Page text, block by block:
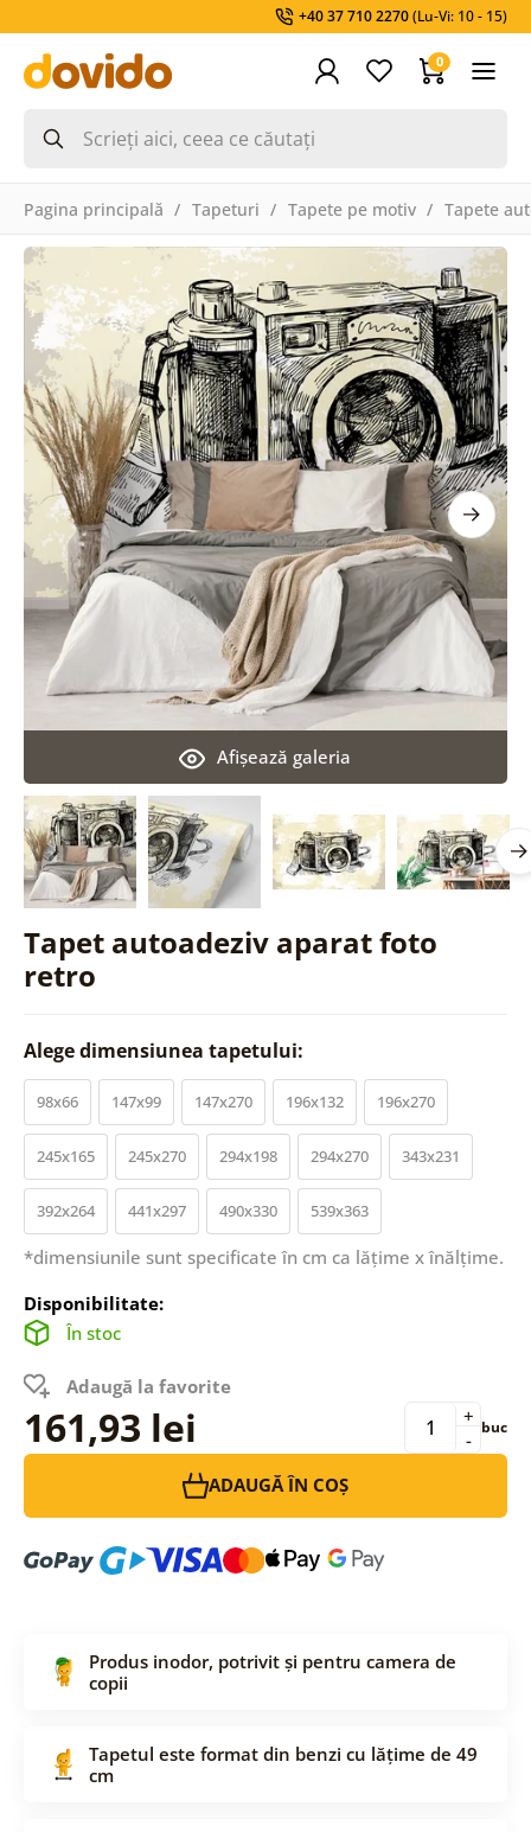
+40 37 710 2270(Lu-Vi: 10 - 15)
0
Pagina principală Tapeturi Tapete pe motiv Tapete
Tapet autoadeziv aparat foto
retro
Afişează galeria
Alege dimensiunea tapetului:
98x66 147x99 147x270 196x132 196x270
245x165 245x270 294x198 294x270 343x231
392x264 441x297 490x330 539x363
*dimensiunile sunt specificate în cm ca lățime x înălțime.
Disponibilitate:
În stoc
Adaugă la favorite
161,93 lei -
+ buc
ADAUGĂ ÎN COȘ
Produs inodor, potrivit și pentru camera de
copii
Tapetul este format din benzi cu lățime de 49
cm